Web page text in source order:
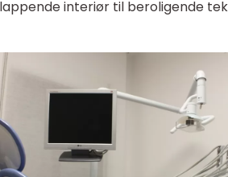
interiør til beroligende